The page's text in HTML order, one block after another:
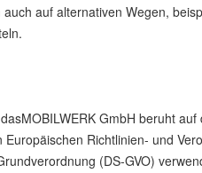
auf alternativen Wegen,
GmbH beruht auf
Richtlinien- und
(DS-GVO)